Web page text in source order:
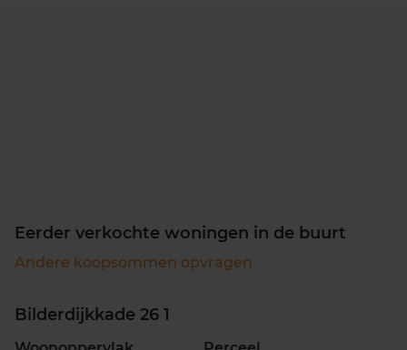
Eerder verkochte woningen in de buurt
Andere koopsommen opvragen
Bilderdijkkade 26 1